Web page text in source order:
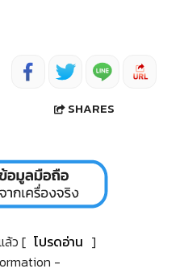
SHARES
ล้ว [ โปรดอ่าน ]
-